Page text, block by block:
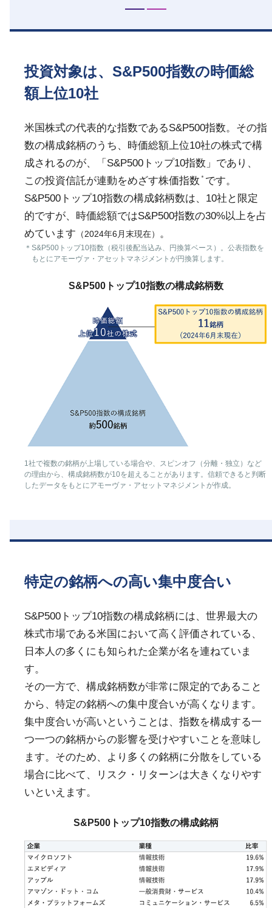
投資対象は、S&P500指数の時価総
額上位10社
米国株式の代表的な指数であるS&P500指数。その指
数の構成銘柄のうち、時価総額上位10社の株式で構
成されるのが、「S&P500トップ10指数」であり、
この投資信託が連動をめざす株価指数 ＊ です。
S&P500トップ10指数の構成銘柄数は、10社と限定
的ですが、時価総額ではS&P500指数の30%以上を占
めています （2024年6月末現在） 。
＊ S&P500トップ10指数（税引後配当込み、円換算ベース）。公表指数を
もとにアモーヴァ・アセットマネジメントが円換算します。
1社で複数の銘柄が上場している場合や、スピンオフ（分離・独立）など
の理由から、構成銘柄数が10を超えることがあります。信頼できると判断
したデータをもとにアモーヴァ・アセットマネジメントが作成。
S&P500トップ10指数の構成銘柄数
特定の銘柄への高い集中度合い
S&P500トップ10指数の構成銘柄には、世界最大の
株式市場である米国において高く評価されている、
日本人の多くにも知られた企業が名を連ねていま
す。
その一方で、構成銘柄数が非常に限定的であること
から、特定の銘柄への集中度合いが高くなります。
集中度合いが高いということは、指数を構成する一
つ一つの銘柄からの影響を受けやすいことを意味し
ます。そのため、より多くの銘柄に分散をしている
場合に比べて、リスク・リターンは大きくなりやす
いといえます。
S&P500トップ10指数の構成銘柄